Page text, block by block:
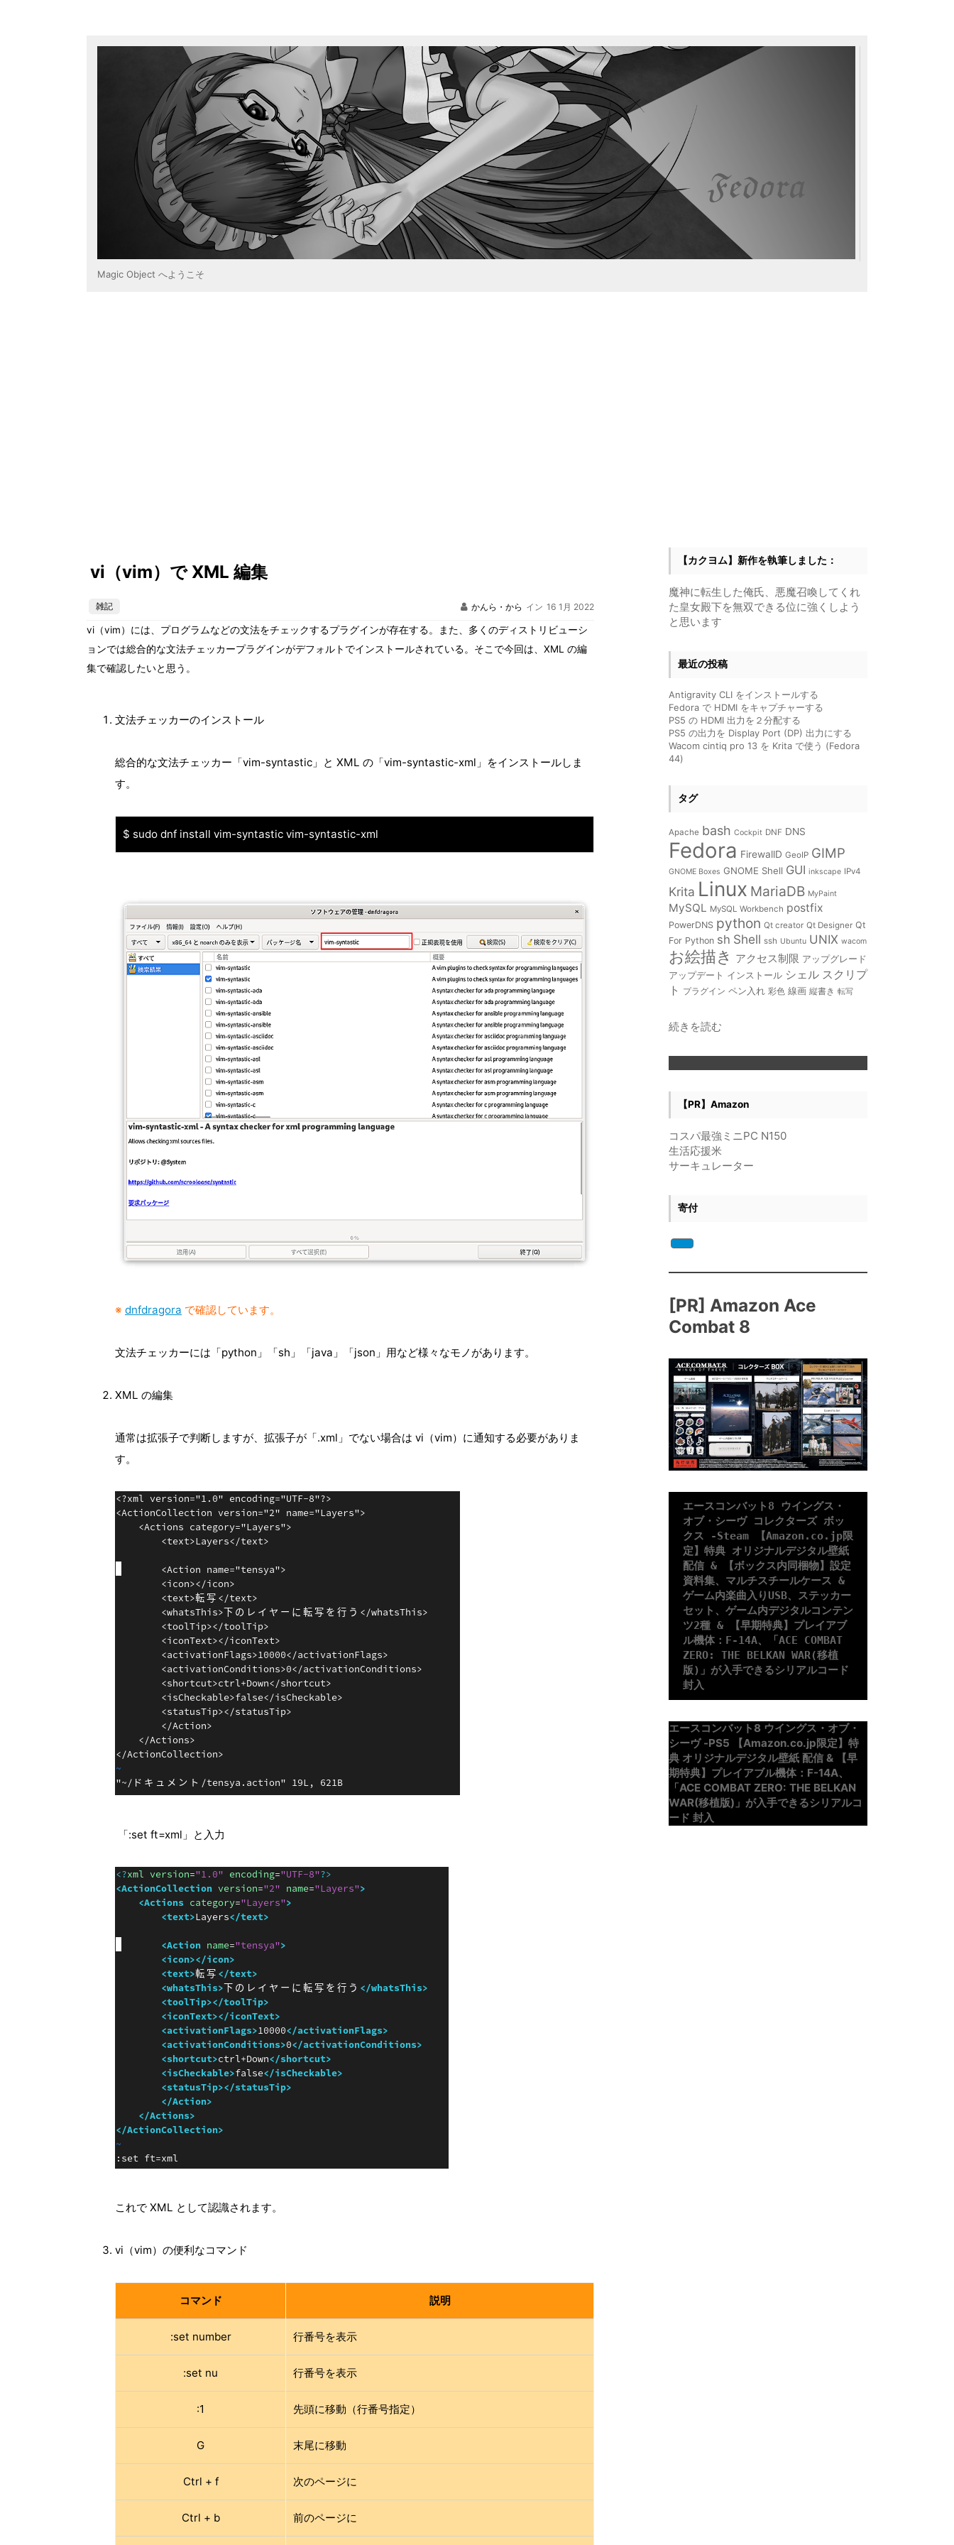
Magic Object へようこそ
vi（vim）で XML 編集
雑記 かんら・から イン 16 1月 2022
vi（vim）には、プログラムなどの文法をチェックするプラグインが存在する。また、多くのディストリビューシ
ョンでは総合的な文法チェッカープラグインがデフォルトでインストールされている。そこで今回は、XML の編
集で確認したいと思う。
文法チェッカーのインストール
総合的な文法チェッカー「vim-syntastic」と XML の「vim-syntastic-xml」をインストールしま
す。
$ sudo dnf install vim-syntastic vim-syntastic-xml
※ dnfdragora で確認しています。
文法チェッカーには「python」「sh」「java」「json」用など様々なモノがあります。
XML の編集
通常は拡張子で判断しますが、拡張子が「.xml」でない場合は vi（vim）に通知する必要がありま
す。
「:set ft=xml」と入力
これで XML として認識されます。
vi（vim）の便利なコマンド
コマンド 説明
:set number 行番号を表示
:set nu 行番号を表示
:1 先頭に移動（行番号指定）
G 末尾に移動
Ctrl + f 次のページに
Ctrl + b 前のページに
【カクヨム】新作を執筆しました：
魔神に転生した俺氏、悪魔召喚してくれ
た皇女殿下を無双できる位に強くしよう
と思います
最近の投稿
Antigravity CLI をインストールする
Fedora で HDMI をキャプチャーする
PS5 の HDMI 出力を２分配する
PS5 の出力を Display Port (DP) 出力にする
Wacom cintiq pro 13 を Krita で使う (Fedora
44)
タグ
Apache bash Cockpit DNF DNS
Fedora FirewallD GeoIP GIMP
GNOME Boxes GNOME Shell GUI inkscape IPv4
Krita Linux MariaDB MyPaint
MySQL MySQL Workbench postfix
PowerDNS python Qt creator Qt Designer Qt
For Python sh Shell ssh Ubuntu UNIX wacom
お絵描き アクセス制限 アップグレード
アップデート インストール シェル スクリプ
ト
プラグイン ペン入れ 彩色 線画 縦書き 転写
続きを読む
で
XML
【PR】Amazon
コスパ最強ミニPC N150
生活応援米
サーキュレーター
寄付
[PR] Amazon Ace
Combat 8
エースコンバット8 ウイングス・
オブ・シーヴ コレクターズ ボッ
クス -Steam 【Amazon.co.jp限
定】特典 オリジナルデジタル壁紙
配信 & 【ボックス内同梱物】設定
資料集、マルチスチールケース &
ゲーム内楽曲入りUSB、ステッカー
セット、ゲーム内デジタルコンテン
ツ2種 & 【早期特典】プレイアブ
ル機体：F-14A、「ACE COMBAT
ZERO: THE BELKAN WAR(移植
版)」が入手できるシリアルコード
封入
エースコンバット8 ウイングス・オブ・
シーヴ -PS5 【Amazon.co.jp限定】特
典 オリジナルデジタル壁紙 配信 & 【早
期特典】プレイアブル機体：F-14A、
「ACE COMBAT ZERO: THE BELKAN
WAR(移植版)」が入手できるシリアルコ
ード 封入